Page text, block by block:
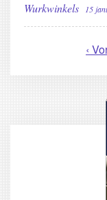
Wurkwinkels 15
PAGINERING
‹